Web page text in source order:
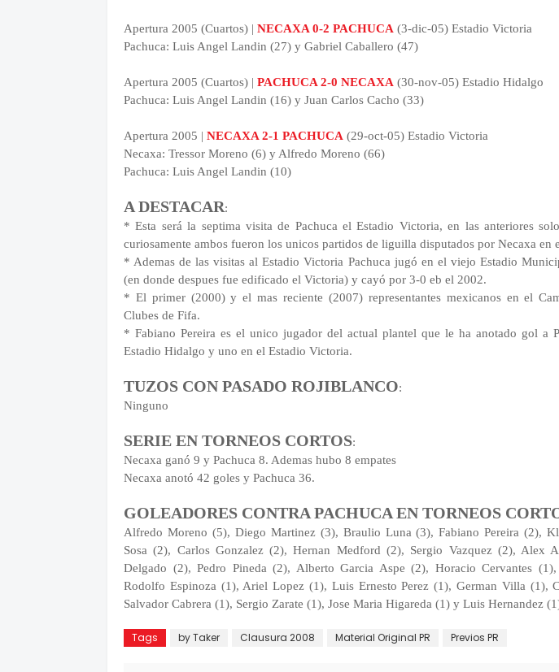
Apertura 2005 (Cuartos) | NECAXA 0-2 PACHUCA (3-dic-05) Estadio Victoria
Pachuca: Luis Angel Landin (27) y Gabriel Caballero (47)
Apertura 2005 (Cuartos) | PACHUCA 2-0 NECAXA (30-nov-05) Estadio Hidalgo
Pachuca: Luis Angel Landin (16) y Juan Carlos Cacho (33)
Apertura 2005 | NECAXA 2-1 PACHUCA (29-oct-05) Estadio Victoria
Necaxa: Tressor Moreno (6) y Alfredo Moreno (66)
Pachuca: Luis Angel Landin (10)
A DESTACAR:
* Esta será la septima visita de Pachuca el Estadio Victoria, en las anteriores
curiosamente ambos fueron los unicos partidos de liguilla disputados por Necaxa en
* Ademas de las visitas al Estadio Victoria Pachuca jugó en el viejo Estadio
(en donde despues fue edificado el Victoria) y cayó por 3-0 eb el 2002.
* El primer (2000) y el mas reciente (2007) representantes mexicanos en el
Clubes de Fifa.
* Fabiano Pereira es el unico jugador del actual plantel que le ha anotado gol a
Estadio Hidalgo y uno en el Estadio Victoria.
TUZOS CON PASADO ROJIBLANCO:
Ninguno
SERIE EN TORNEOS CORTOS:
Necaxa ganó 9 y Pachuca 8. Ademas hubo 8 empates
Necaxa anotó 42 goles y Pachuca 36.
GOLEADORES CONTRA PACHUCA EN TORNEOS
Alfredo Moreno (5), Diego Martinez (3), Braulio Luna (3), Fabiano Pereira (2),
Sosa (2), Carlos Gonzalez (2), Hernan Medford (2), Sergio Vazquez (2), Alex
Delgado (2), Pedro Pineda (2), Alberto Garcia Aspe (2), Horacio Cervantes
Rodolfo Espinoza (1), Ariel Lopez (1), Luis Ernesto Perez (1), German Villa (1),
Salvador Cabrera (1), Sergio Zarate (1), Jose Maria Higareda (1) y Luis Hernandez
Tags by Taker Clausura 2008 Material Original PR Previos PR